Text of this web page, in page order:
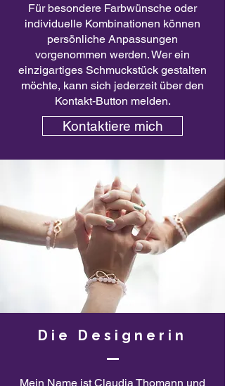
Für besondere Farbwünsche oder
individuelle Kombinationen können
persönliche Anpassungen
vorgenommen werden. Wer ein
einzigartiges Schmuckstück gestalten
möchte, kann sich jederzeit über den
Kontakt‑Button melden.
Kontaktiere mich
Die Designerin
Mein Name ist Claudia Thomann und